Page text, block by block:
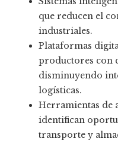
que reducen el
industriales.
Plataformas
productores con
disminuyendo
logísticas.
Herramientas de
identifican
transporte y